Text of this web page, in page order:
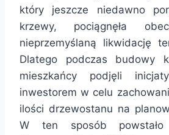
który jeszcze niedawno
krzewy, pociągnęła
nieprzemyślaną likwidację
Dlatego podczas budowy
mieszkańcy podjęli
inwestorem w celu
ilości drzewostanu na
W ten sposób